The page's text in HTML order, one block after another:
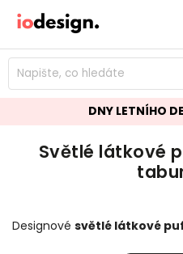
DNY LETNÍHO
Světlé látkové
Designové světlé látkové